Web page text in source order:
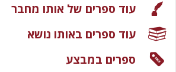
עוד ספרים של אותו מחבר
עוד ספרים באותו נושא
ספרים במבצע